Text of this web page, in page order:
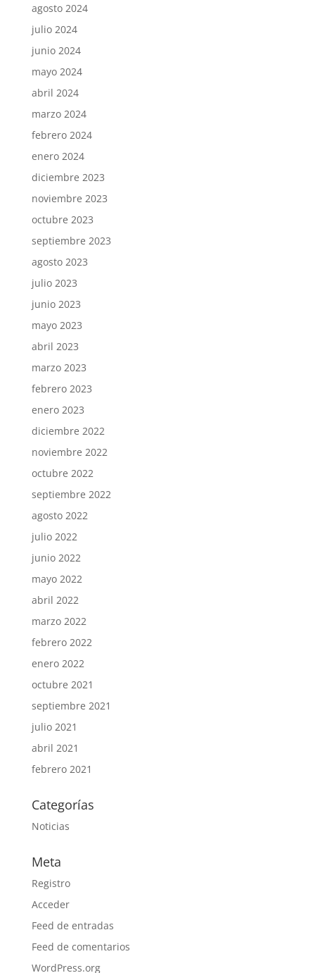
agosto 2024
julio 2024
junio 2024
mayo 2024
abril 2024
marzo 2024
febrero 2024
enero 2024
diciembre 2023
noviembre 2023
octubre 2023
septiembre 2023
agosto 2023
julio 2023
junio 2023
mayo 2023
abril 2023
marzo 2023
febrero 2023
enero 2023
diciembre 2022
noviembre 2022
octubre 2022
septiembre 2022
agosto 2022
julio 2022
junio 2022
mayo 2022
abril 2022
marzo 2022
febrero 2022
enero 2022
octubre 2021
septiembre 2021
julio 2021
abril 2021
febrero 2021
Categorías
Noticias
Meta
Registro
Acceder
Feed de entradas
Feed de comentarios
WordPress.org